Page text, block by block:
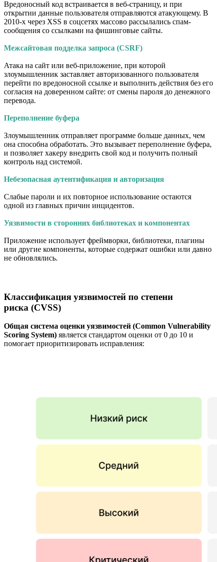
Вредоносный код встраивается в веб-страницу, и при
открытии данные пользователя отправляются атакующему. В
2010-х через XSS в соцсетях массово рассылались спам-
сообщения со ссылками на фишинговые сайты.
Межсайтовая подделка запроса (CSRF)
Атака на сайт или веб-приложение, при которой
злоумышленник заставляет авторизованного пользователя
перейти по вредоносной ссылке и выполнить действия без его
согласия на доверенном сайте: от смены пароля до денежного
перевода.
Переполнение буфера
Злоумышленник отправляет программе больше данных, чем
она способна обработать. Это вызывает переполнение буфера,
и позволяет хакеру внедрить свой код и получить полный
контроль над системой.
Небезопасная аутентификация и авторизация
Слабые пароли и их повторное использование остаются
одной из главных причин инцидентов.
Уязвимости в сторонних библиотеках и компонентах
Приложение использует фреймворки, библиотеки, плагины
или другие компоненты, которые содержат ошибки или давно
не обновлялись.
Классификация уязвимостей по степени
риска (CVSS)
Общая система оценки уязвимостей (Common Vulnerability
Scoring System) является стандартом оценки от 0 до 10 и
помогает приоритизировать исправления: